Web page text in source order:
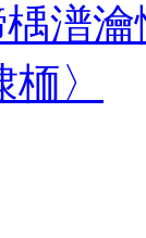
楀潽
〉